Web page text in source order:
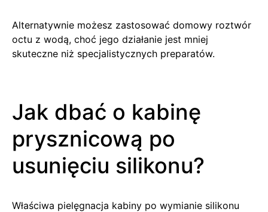
Alternatywnie możesz zastosować domowy roztwór
octu z wodą, choć jego działanie jest mniej
skuteczne niż specjalistycznych preparatów.
Jak dbać o kabinę
prysznicową po
usunięciu silikonu?
Właściwa pielęgnacja kabiny po wymianie silikonu